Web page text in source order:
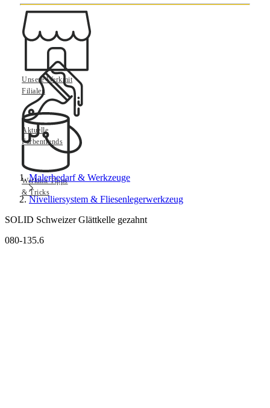
Unsere Werkmit
Filialen
Aktuelle
Farbentrends
Werkmit Tipps
& Tricks
Malerbedarf & Werkzeuge
Nivelliersystem & Fliesenlegerwerkzeug
SOLID Schweizer Glättkelle gezahnt
080-135.6